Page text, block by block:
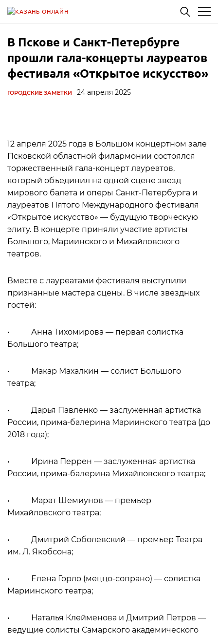
В Пскове и Санкт-Петербурге
прошли гала-концерты лауреатов
фестиваля «Открытое искусство»
ГОРОДСКИЕ ЗАМЕТКИ 24 апреля 2025
12 апреля 2025 года в Большом концертном зале
Псковской областной филармонии состоялся
торжественный гала-концерт лауреатов,
который объединил на одной сцене звезд
мирового балета и оперы Санкт-Петербурга и
лауреатов Пятого Международного фестиваля
«Открытое искусство» — будущую творческую
элиту. В концерте приняли участие артисты
Большого, Мариинского и Михайловского
театров.
Вместе с лауреатами фестиваля выступили
признанные мастера сцены. В числе звездных
гостей:
• Анна Тихомирова — первая солистка
Большого театра;
• Макар Махалкин — солист Большого
театра;
• Дарья Павленко — заслуженная артистка
России, прима-балерина Мариинского театра (до
2018 года);
• Ирина Перрен — заслуженная артистка
России, прима-балерина Михайловского театра;
• Марат Шемиунов — премьер
Михайловского театра;
• Дмитрий Соболевский — премьер Театра
им. Л. Якобсона;
• Елена Горло (меццо-сопрано) — солистка
Мариинского театра;
• Наталья Клейменова и Дмитрий Петров —
ведущие солисты Самарского академического